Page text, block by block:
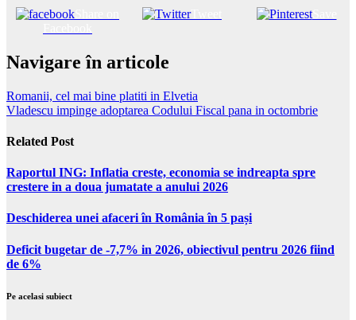
Tweet Save
Navigare în articole
Romanii, cel mai bine platiti in Elvetia
Vladescu impinge adoptarea Codului Fiscal pana in octombrie
Related Post
Raportul ING: Inflatia creste, economia se indreapta spre
crestere in a doua jumatate a anului 2026
Deschiderea unei afaceri în România în 5 pași
Deficit bugetar de -7,7% in 2026, obiectivul pentru 2026 fiind
de 6%
Pe acelasi subiect